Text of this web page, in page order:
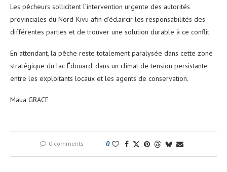
Les pêcheurs sollicitent l’intervention urgente des autorités
provinciales du Nord-Kivu afin d’éclaircir les responsabilités des
différentes parties et de trouver une solution durable à ce conflit.
En attendant, la pêche reste totalement paralysée dans cette zone
stratégique du lac Édouard, dans un climat de tension persistante
entre les exploitants locaux et les agents de conservation.
Maua GRACE
0 comments 0